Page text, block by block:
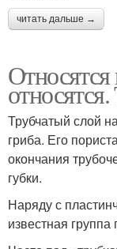
читать дальше →
Трубчатый слой
гриба. Его
окончания
губки.
Наряду с
известная